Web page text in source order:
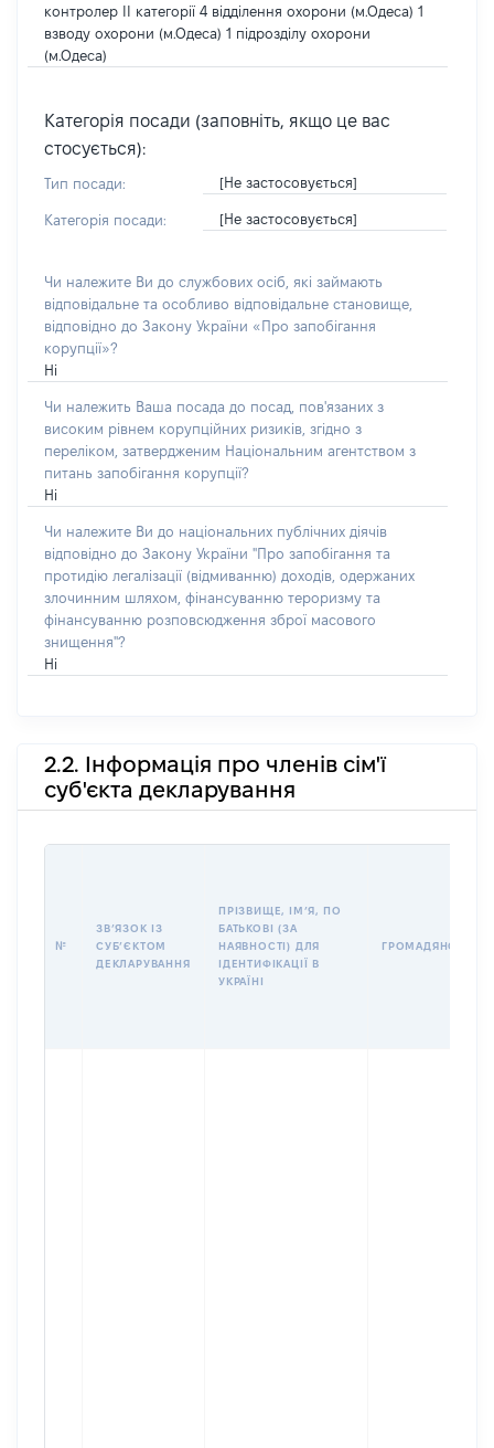
контролер ІІ категорії 4 відділення охорони (м.Одеса) 1
взводу охорони (м.Одеса) 1 підрозділу охорони
(м.Одеса)
Категорія посади (заповніть, якщо це вас
стосується):
Тип посади: [Не застосовується]
Категорія посади: [Не застосовується]
Чи належите Ви до службових осіб, які займають
відповідальне та особливо відповідальне становище,
відповідно до Закону України «Про запобігання
корупції»?
Ні
Чи належить Ваша посада до посад, пов'язаних з
високим рівнем корупційних ризиків, згідно з
переліком, затвердженим Національним агентством з
питань запобігання корупції?
Ні
Чи належите Ви до національних публічних діячів
відповідно до Закону України "Про запобігання та
протидію легалізації (відмиванню) доходів, одержаних
злочинним шляхом, фінансуванню тероризму та
фінансуванню розповсюдження зброї масового
знищення"?
Ні
2.2. Інформація про членів сім'ї
суб'єкта декларування
№
ЗВʼЯЗОК ІЗ
СУБʼЄКТОМ
ДЕКЛАРУВАННЯ
ПРІЗВИЩЕ, ІМʼЯ, ПО
БАТЬКОВІ (ЗА
НАЯВНОСТІ) ДЛЯ
ІДЕНТИФІКАЦІЇ В
УКРАЇНІ
ГРОМАДЯНСТВО